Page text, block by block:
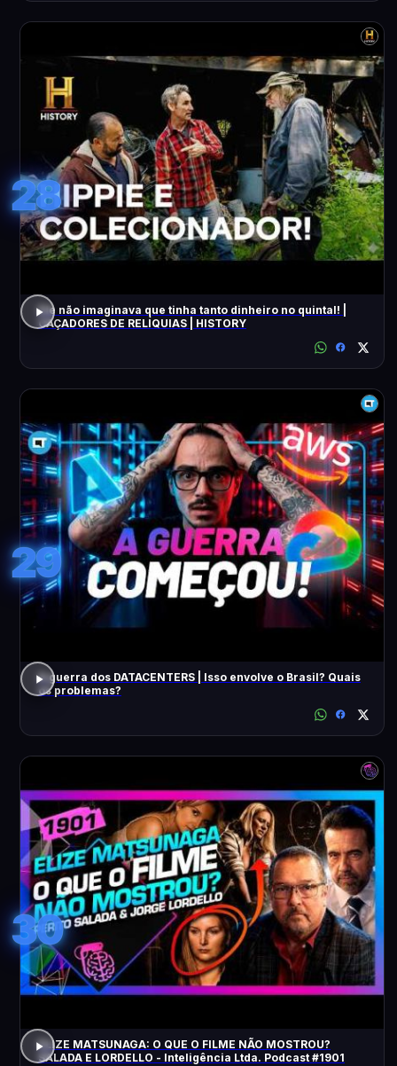
28
Ele não imaginava que tinha tanto dinheiro no quintal! |
CAÇADORES DE RELÍQUIAS | HISTORY
29
A guerra dos DATACENTERS | Isso envolve o Brasil? Quais
os problemas?
30
ELIZE MATSUNAGA: O QUE O FILME NÃO MOSTROU?
SALADA E LORDELLO - Inteligência Ltda. Podcast #1901